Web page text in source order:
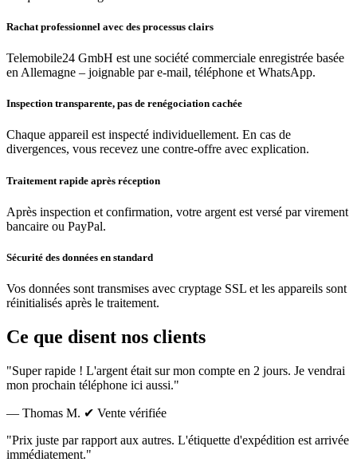
Rachat professionnel avec des processus clairs
Telemobile24 GmbH est une société commerciale enregistrée basée
en Allemagne – joignable par e-mail, téléphone et WhatsApp.
Inspection transparente, pas de renégociation cachée
Chaque appareil est inspecté individuellement. En cas de
divergences, vous recevez une contre-offre avec explication.
Traitement rapide après réception
Après inspection et confirmation, votre argent est versé par virement
bancaire ou PayPal.
Sécurité des données en standard
Vos données sont transmises avec cryptage SSL et les appareils sont
réinitialisés après le traitement.
Ce que disent nos clients
"Super rapide ! L'argent était sur mon compte en 2 jours. Je vendrai
mon prochain téléphone ici aussi."
— Thomas M. ✔ Vente vérifiée
"Prix juste par rapport aux autres. L'étiquette d'expédition est arrivée
immédiatement."